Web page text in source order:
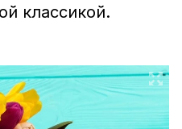
классикой.